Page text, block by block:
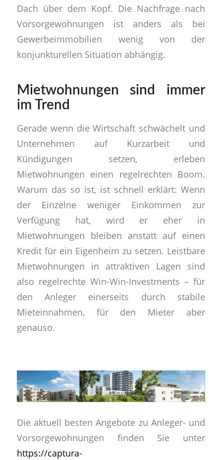
Dach über dem Kopf. Die Nachfrage nach
Vorsorgewohnungen ist anders als bei
Gewerbeimmobilien wenig von der
konjunkturellen Situation abhängig.
Mietwohnungen sind immer
im Trend
Gerade wenn die Wirtschaft schwächelt und
Unternehmen auf Kurzarbeit und
Kündigungen setzen, erleben
Mietwohnungen einen regelrechten Boom.
Warum das so ist, ist schnell erklärt: Wenn
der Einzelne weniger Einkommen zur
Verfügung hat, wird er eher in
Mietwohnungen bleiben anstatt auf einen
Kredit für ein Eigenheim zu setzen. Leistbare
Mietwohnungen in attraktiven Lagen sind
also regelrechte Win-Win-Investments – für
den Anleger einerseits durch stabile
Mieteinnahmen, für den Mieter aber
genauso.
Die aktuell besten Angebote zu Anleger- und
Vorsorgewohnungen finden Sie unter
https://captura-